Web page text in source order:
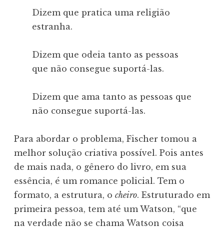
Dizem que pratica uma religião
estranha.
Dizem que odeia tanto as pessoas
que não consegue suportá-las.
Dizem que ama tanto as pessoas que
não consegue suportá-las.
Para abordar o problema, Fischer tomou a
melhor solução criativa possível. Pois antes
de mais nada, o gênero do livro, em sua
essência, é um romance policial. Tem o
formato, a estrutura, o cheiro. Estruturado em
primeira pessoa, tem até um Watson, “que
na verdade não se chama Watson coisa